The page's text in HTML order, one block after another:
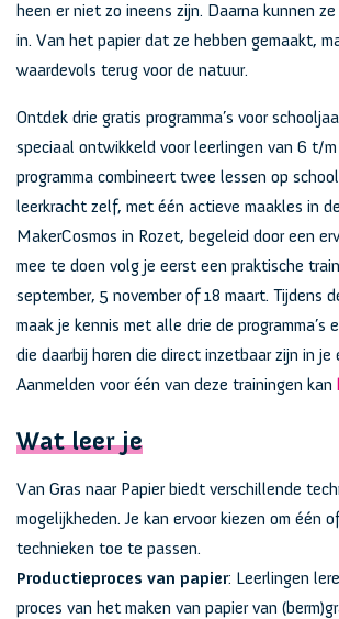
heen er niet zo ineens zijn. Daarna kunnen
in. Van het papier dat ze hebben gemaakt,
waardevols terug voor de natuur.
Ontdek drie gratis programma’s voor
speciaal ontwikkeld voor leerlingen van 6 t/m
programma combineert twee lessen op
leerkracht zelf, met één actieve maakles in
MakerCosmos in Rozet, begeleid door een
mee te doen volg je eerst een praktische
september, 5 november of 18 maart. Tijdens
maak je kennis met alle drie de programma’s
die daarbij horen die direct inzetbaar zijn in je
Aanmelden voor één van deze trainingen kan
Wat leer je
Van Gras naar Papier biedt verschillende
mogelijkheden. Je kan ervoor kiezen om één
technieken toe te passen.
Productieproces van papier: Leerlingen
proces van het maken van papier van